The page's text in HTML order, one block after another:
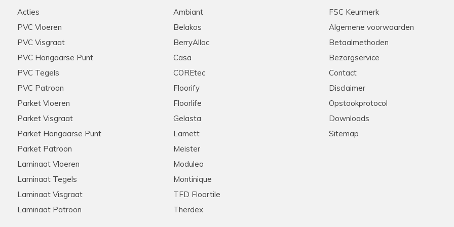
zouden aanschaffen
keuze gemaakt
ook de woonkamer en de
na wat zoekwerk een
dit werd snel en zonder
, met zeer ruime
raden ze aan iedereen aan!
zijn klanten! Meerdere
via de telefoon. Kent zijn
hartelijk bedankt
28-11-2025
Aanrader in alle opzichten!
Meedenkend, flexibel, snelle levering, goede prijs-kwaliteit. Heel erg
tevreden klanten hier!
Acties
PVC Vloeren
PVC Visgraat
PVC Hongaarse Punt
PVC Tegels
PVC Patroon
Parket Vloeren
Parket Visgraat
Parket Hongaarse Punt
Parket Patroon
Laminaat Vloeren
Laminaat Tegels
Laminaat Visgraat
Laminaat Patroon
Ambiant
Belakos
BerryAlloc
Casa
COREtec
Floorify
Floorlife
Gelasta
Lamett
Meister
Moduleo
Montinique
TFD Floortile
Therdex
FSC Keurmerk
Algemene voorwaarden
Betaalmethoden
Bezorgservice
Contact
Disclaimer
Opstookprotocol
Downloads
Sitemap